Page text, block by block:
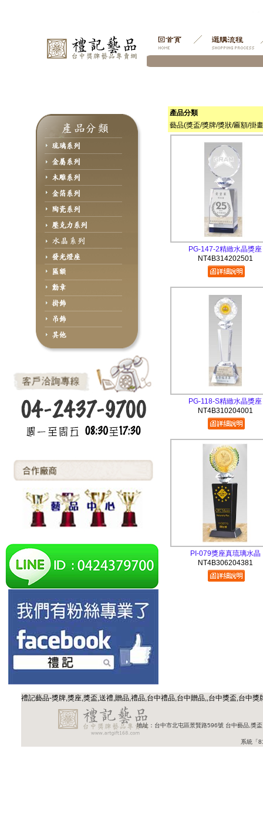
產品分類
藝品(獎盃/獎牌/獎狀/匾額/掛
PG-147-2精緻水晶獎座
NT4B314202501
PG-118-S精緻水晶獎座
NT4B310204001
PI-079獎座真琉璃水晶
NT4B306204381
禮記藝品-獎牌,獎座,獎盃,送禮,贈品,禮品,台中禮品,台中贈品,,台中獎盃,台中
地址：台中市北屯區景賢路596號 台中藝品,獎
系統「